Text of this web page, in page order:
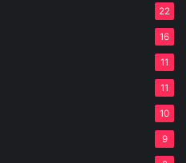
22
16
11
11
10
9